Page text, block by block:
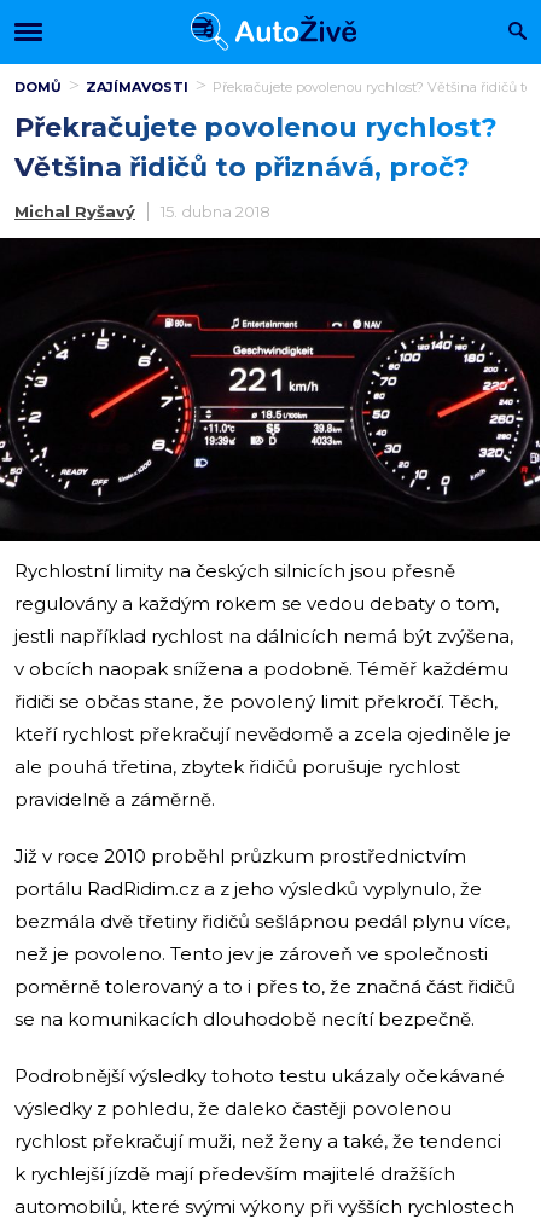
DOMŮ ZAJÍMAVOSTI Překračujete povolenou rychlost? Většina řidičů to
Překračujete povolenou rychlost?
Většina řidičů to přiznává, proč?
Michal Ryšavý 15. dubna 2018
Rychlostní limity na českých silnicích jsou přesně
regulovány a každým rokem se vedou debaty o tom,
jestli například rychlost na dálnicích nemá být zvýšena,
v obcích naopak snížena a podobně. Téměř každému
řidiči se občas stane, že povolený limit překročí. Těch,
kteří rychlost překračují nevědomě a zcela ojediněle je
ale pouhá třetina, zbytek řidičů porušuje rychlost
pravidelně a záměrně.
Již v roce 2010 proběhl průzkum prostřednictvím
portálu RadRidim.cz a z jeho výsledků vyplynulo, že
bezmála dvě třetiny řidičů sešlápnou pedál plynu více,
než je povoleno. Tento jev je zároveň ve společnosti
poměrně tolerovaný a to i přes to, že značná část řidičů
se na komunikacích dlouhodobě necítí bezpečně.
Podrobnější výsledky tohoto testu ukázaly očekávané
výsledky z pohledu, že daleko častěji povolenou
rychlost překračují muži, než ženy a také, že tendenci
k rychlejší jízdě mají především majitelé dražších
automobilů, které svými výkony při vyšších rychlostech